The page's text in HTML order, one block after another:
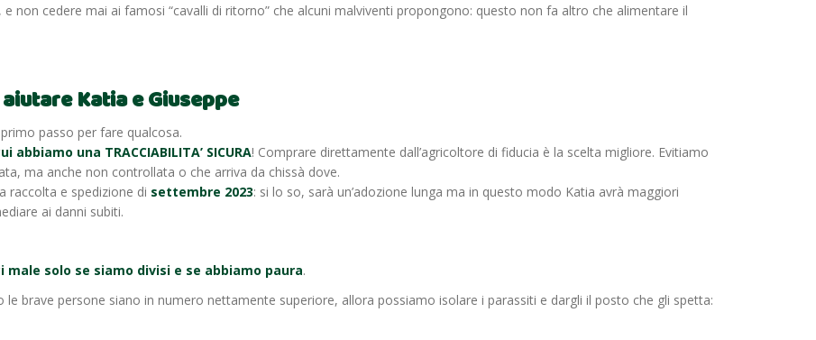
non cedere mai ai famosi “cavalli di ritorno” che alcuni malviventi propongono: questo non fa altro che alimentare il
Katia e Giuseppe
passo per fare qualcosa.
abbiamo una TRACCIABILITA’ SICURA! Comprare direttamente dall’agricoltore di fiducia è la scelta migliore. Evitiamo
ma anche non controllata o che arriva da chissà dove.
raccolta e spedizione di settembre 2023: si lo so, sarà un’adozione lunga ma in questo modo Katia avrà maggiori
ai danni subiti.
male solo se siamo divisi e se abbiamo paura.
brave persone siano in numero nettamente superiore, allora possiamo isolare i parassiti e dargli il posto che gli spetta: